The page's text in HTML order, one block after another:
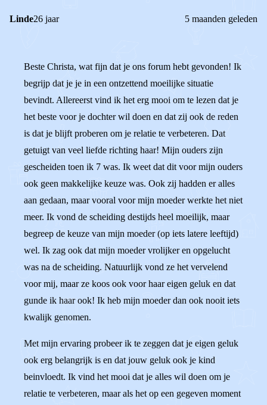
Linde26 jaar 5 maanden geleden
Beste Christa, wat fijn dat je ons forum hebt gevonden! Ik
begrijp dat je je in een ontzettend moeilijke situatie
bevindt. Allereerst vind ik het erg mooi om te lezen dat je
het beste voor je dochter wil doen en dat zij ook de reden
is dat je blijft proberen om je relatie te verbeteren. Dat
getuigt van veel liefde richting haar! Mijn ouders zijn
gescheiden toen ik 7 was. Ik weet dat dit voor mijn ouders
ook geen makkelijke keuze was. Ook zij hadden er alles
aan gedaan, maar vooral voor mijn moeder werkte het niet
meer. Ik vond de scheiding destijds heel moeilijk, maar
begreep de keuze van mijn moeder (op iets latere leeftijd)
wel. Ik zag ook dat mijn moeder vrolijker en opgelucht
was na de scheiding. Natuurlijk vond ze het vervelend
voor mij, maar ze koos ook voor haar eigen geluk en dat
gunde ik haar ook! Ik heb mijn moeder dan ook nooit iets
kwalijk genomen.
Met mijn ervaring probeer ik te zeggen dat je eigen geluk
ook erg belangrijk is en dat jouw geluk ook je kind
beinvloedt. Ik vind het mooi dat je alles wil doen om je
relatie te verbeteren, maar als het op een gegeven moment